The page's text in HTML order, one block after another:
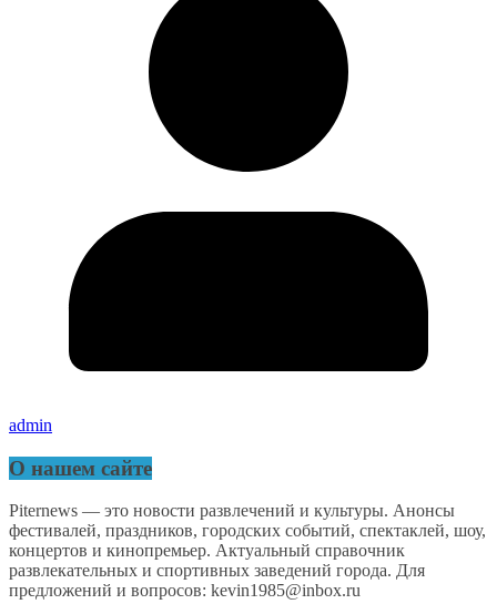
admin
О нашем сайте
Piternews — это новости развлечений и культуры. Анонсы
фестивалей, праздников, городских событий, спектаклей, шоу,
концертов и кинопремьер. Актуальный справочник
развлекательных и спортивных заведений города. Для
предложений и вопросов: kevin1985@inbox.ru